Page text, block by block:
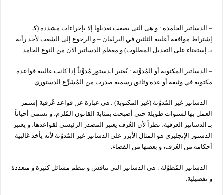
– الدساتير الجامدة : و هى التى يصعب تعديلها إلا بإجراءات مشددة (كـ
إشتراط موافقة أغلبية الثلثين في البرلمان – و الرجوع إلى الشعب لأخذ رأيه
بـ إستفتاء على التعديل المطلوب) و معظم الدساتير الآن من النوع الجامد.
– الدساتير المكتوبة أو المُدوَّنة : يُعتبر الدستور مُدوَّناً إذا كانت غالبية قواعده
مكتوبة في وثيقة أو عدة وثائق رسمية صدرت من المُشَرِّع الدستوري.
– الدساتير غير المُدوَّنة (غير المكتوبة) : هي عبارة عن قواعد عُرفية إستمر
العمل بها لسنوات طويلة حتى أصبحت بمثابة القانون المُلزم، و تسمى أحياناً
بـ الدساتير العرفية، نظراً لأن العُرف يعتبر المصدر الرئيسي لقواعدها، و يعتبر
الدستور الإنجليزي هو المثال الأبرز على الدساتير غير المُدوَّنة لأنه يأخذ غالبية
أحكامه من العُرف، و بعضها من القضاء.
– الدساتير المُطوَّلة : هي الدساتير التي تناقش و تنظم مسائل كثيرة و متعددة
و تفصيلية.